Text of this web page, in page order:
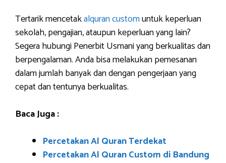
Tertarik mencetakalquran customuntuk keperluan
sekolah, pengajian, ataupun keperluan yang lain?
Segera hubungi Penerbit Usmani yang berkualitas dan
berpengalaman. Anda bisa melakukan pemesanan
dalam jumlah banyak dan dengan pengerjaan yang
cepat dan tentunya berkualitas.
Baca Juga :
Percetakan Al Quran Terdekat
Percetakan Al Quran Custom di Bandung